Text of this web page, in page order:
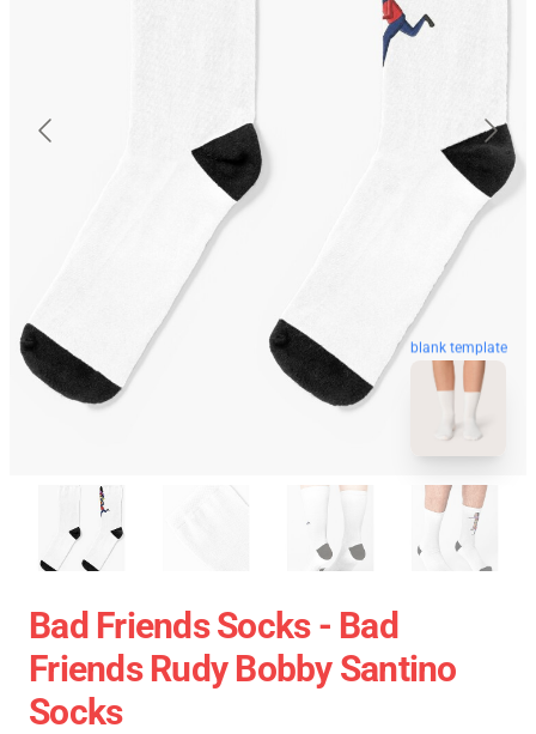
blank template
Bad Friends Socks - Bad
Friends Rudy Bobby Santino
Socks